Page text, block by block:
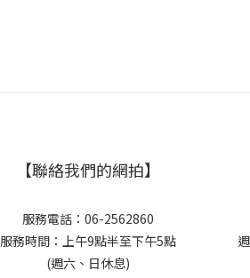
【聯絡我們的網拍】
服務電話：06-2562860
服務時間：上午9點半至下午5點
(週六、日休息)